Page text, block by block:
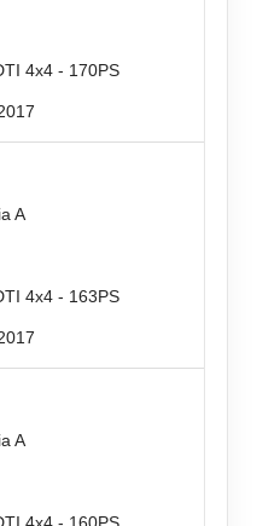
4x4 - 170PS
A
4x4 - 163PS
A